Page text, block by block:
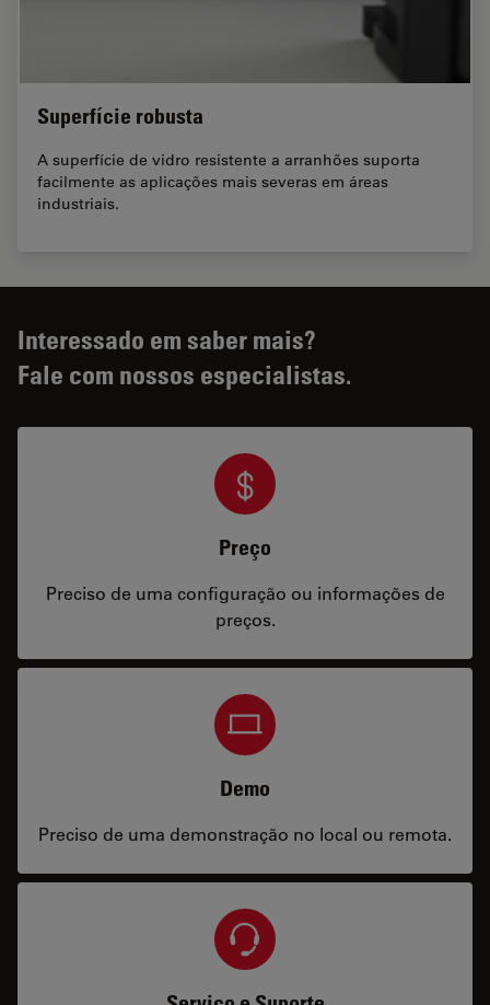
Superfície robusta
A superfície de vidro resistente a arranhões suporta
facilmente as aplicações mais severas em áreas
industriais.
Interessado em saber mais?
Fale com nossos especialistas.
Preço
Preciso de uma configuração ou informações de
preços.
Demo
Preciso de uma demonstração no local ou remota.